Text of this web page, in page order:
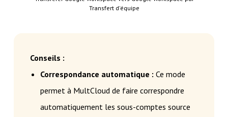
Transfert d'équipe
Conseils :
Correspondance automatique : Ce mode
permet à MultCloud de faire correspondre
automatiquement les sous-comptes source